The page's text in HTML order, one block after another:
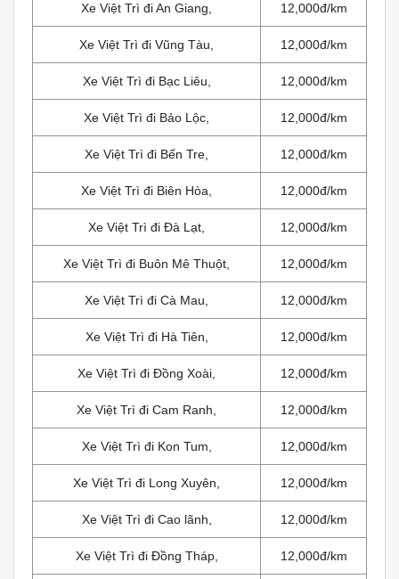
Xe Việt Trì đi An Giang, 12,000đ/km
Xe Việt Trì đi Vũng Tàu, 12,000đ/km
Xe Việt Trì đi Bạc Liêu, 12,000đ/km
Xe Việt Trì đi Bảo Lộc, 12,000đ/km
Xe Việt Trì đi Bến Tre, 12,000đ/km
Xe Việt Trì đi Biên Hòa, 12,000đ/km
Xe Việt Trì đi Đà Lạt, 12,000đ/km
Xe Việt Trì đi Buôn Mê Thuột, 12,000đ/km
Xe Việt Trì đi Cà Mau, 12,000đ/km
Xe Việt Trì đi Hà Tiên, 12,000đ/km
Xe Việt Trì đi Đồng Xoài, 12,000đ/km
Xe Việt Trì đi Cam Ranh, 12,000đ/km
Xe Việt Trì đi Kon Tum, 12,000đ/km
Xe Việt Trì đi Long Xuyên, 12,000đ/km
Xe Việt Trì đi Cao lãnh, 12,000đ/km
Xe Việt Trì đi Đồng Tháp, 12,000đ/km